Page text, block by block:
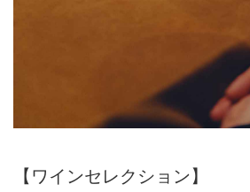
【ワインセレクション】